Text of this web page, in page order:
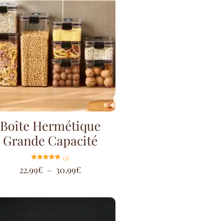
Boîte Hermétique
Grande Capacité
5.00
sur 5
(1)
22.99€ – 30.99€